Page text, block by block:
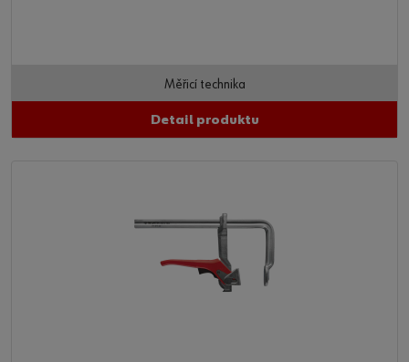
Měřicí technika
Detail produktu